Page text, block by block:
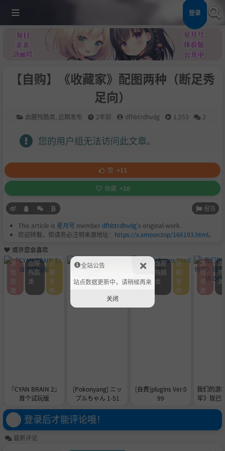
登录
【自购】《收藏家》配图两种（断足秀
足向）
血腥残酷类 近期发布 2年前 dfhbtrdhvdg 1,553 2
您的用户组无法访问此文章。
赞 +11
收藏 +10
报告
This article is 星月号 memberdfhbtrdhvdg's original work.
欢迎转载，但请务必注明来源地址： https://x.xmoon.top/166193.html。
或许您会喜欢
『CYAN BRAIN 2』
首个试玩版
游
戏
资
源
血腥
残酷
类
近
期
发
布
[Pokonyang] ニッ
プルちゃん 1-51
血腥残
近期发
[自费]plugins Ver.0
99
游
戏
资
血腥
残酷
类
近
期
发
布
我们的游
牢》现已
游
戏
资
源
类
登录后才能评论哦！
最新评论
全站公告
站点数据更新中，请稍候再来
关闭